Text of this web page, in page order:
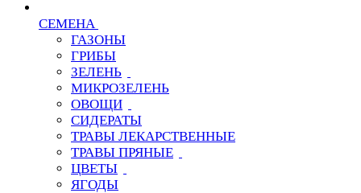
СЕМЕНА
ГАЗОНЫ
ГРИБЫ
ЗЕЛЕНЬ
МИКРОЗЕЛЕНЬ
ОВОЩИ
СИДЕРАТЫ
ТРАВЫ ЛЕКАРСТВЕННЫЕ
ТРАВЫ ПРЯНЫЕ
ЦВЕТЫ
ЯГОДЫ